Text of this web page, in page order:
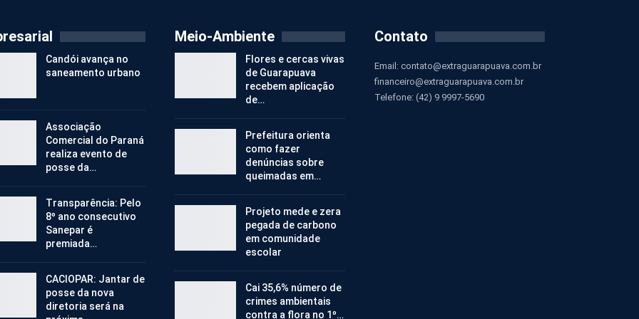
Candói avança no
saneamento urbano
Associação
Comercial do Paraná
realiza evento de
posse da…
Transparência: Pelo
8º ano consecutivo
Sanepar é
premiada…
CACIOPAR: Jantar de
posse da nova
diretoria será na
Meio-Ambiente
Flores e cercas vivas
de Guarapuava
recebem aplicação
de…
Prefeitura orienta
como fazer
denúncias sobre
queimadas em…
Projeto mede e zera
pegada de carbono
em comunidade
escolar
Cai 35,6% número de
crimes ambientais
contra a flora no 1º…
Contato
Email: contato@extraguarapuava.com.br
financeiro@extraguarapuava.com.br
Telefone: (42) 9 9997-5690